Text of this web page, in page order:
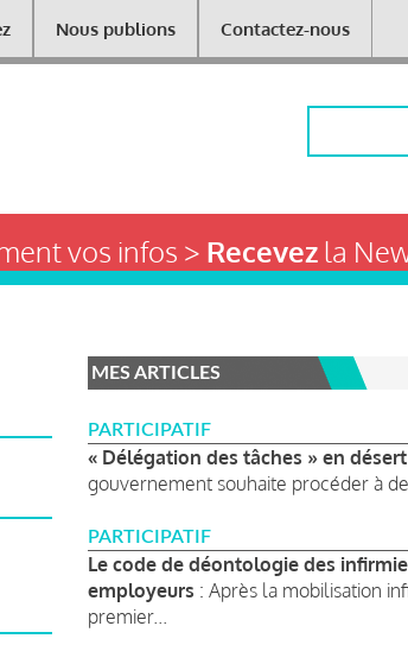
Nous publions Contactez-nous
vos infos > Recevezla
MES ARTICLES
PARTICIPATIF
« Délégation des tâches » en
gouvernement souhaite procéder à
PARTICIPATIF
Le code de déontologie des
employeurs : Après la mobilisation
premier...